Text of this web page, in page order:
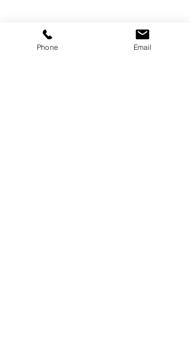
Phone Email